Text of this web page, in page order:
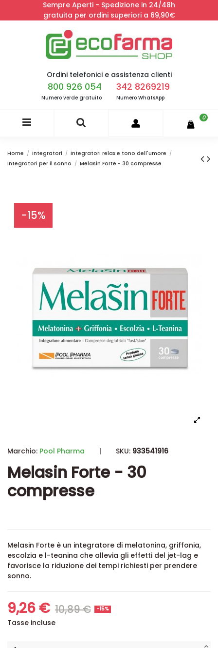
Sempre Aperti - Spedizione in 24/48h
gratuita per ordini superiori a 69,90€
Ordini telefonici e assistenza clienti
800 926 054
Numero verde gratuito
342 8269219
Numero WhatsApp
0
Home Integratori
Integratori relax e tono dell'umore
Integratori per il sonno
Melasin Forte - 30 compresse
-15%
Marchio: Pool Pharma | SKU: 933541916
Melasin Forte - 30
compresse
Melasin Forte è un integratore di melatonina, griffonia,
escolzia e l-teanina che allevia gli effetti del jet-lag e
favorisce la riduzione dei tempi richiesti per prendere
sonno.
9,26 € 10,89 € -15%
Tasse incluse